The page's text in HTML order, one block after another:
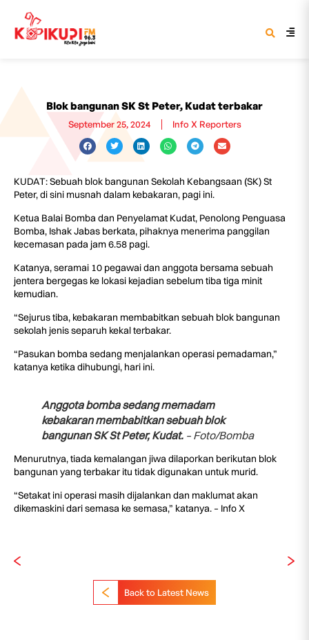
Blok bangunan SK St Peter, Kudat terbakar
September 25, 2024 Info X Reporters
KUDAT: Sebuah blok bangunan Sekolah Kebangsaan (SK) St
Peter, di sini musnah dalam kebakaran, pagi ini.
Ketua Balai Bomba dan Penyelamat Kudat, Penolong Penguasa
Bomba, Ishak Jabas berkata, pihaknya menerima panggilan
kecemasan pada jam 6.58 pagi.
Katanya, seramai 10 pegawai dan anggota bersama sebuah
jentera bergegas ke lokasi kejadian sebelum tiba tiga minit
kemudian.
“Sejurus tiba, kebakaran membabitkan sebuah blok bangunan
sekolah jenis separuh kekal terbakar.
“Pasukan bomba sedang menjalankan operasi pemadaman,”
katanya ketika dihubungi, hari ini.
Anggota bomba sedang memadam
kebakaran membabitkan sebuah blok
bangunan SK St Peter, Kudat. – Foto/Bomba
Menurutnya, tiada kemalangan jiwa dilaporkan berikutan blok
bangunan yang terbakar itu tidak digunakan untuk murid.
“Setakat ini operasi masih dijalankan dan maklumat akan
dikemaskini dari semasa ke semasa,” katanya. – Info X
Back to Latest News